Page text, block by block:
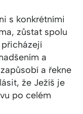
s konkrétními
zůstat spolu
a
a řekne
že Ježíš je
po celém